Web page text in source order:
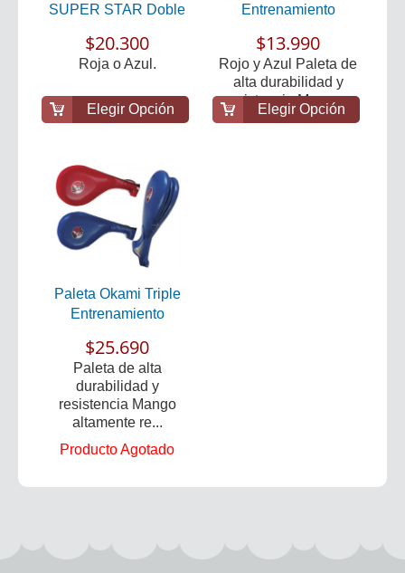
SUPER STAR Doble
$20.300
Roja o Azul.
Elegir Opción
Entrenamiento
$13.990
Rojo y Azul Paleta de
alta durabilidad y
resistencia Mango...
Elegir Opción
Paleta Okami Triple
Entrenamiento
$25.690
Paleta de alta
durabilidad y
resistencia Mango
altamente re...
Producto Agotado